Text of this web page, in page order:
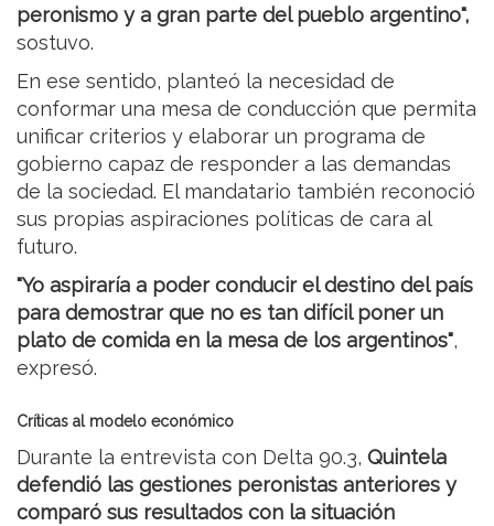
peronismo y a gran parte del pueblo argentino",
sostuvo.
En ese sentido, planteó la necesidad de
conformar una mesa de conducción que permita
unificar criterios y elaborar un programa de
gobierno capaz de responder a las demandas
de la sociedad. El mandatario también reconoció
sus propias aspiraciones políticas de cara al
futuro.
"Yo aspiraría a poder conducir el destino del país
para demostrar que no es tan difícil poner un
plato de comida en la mesa de los argentinos",
expresó.
Críticas al modelo económico
Durante la entrevista con Delta 90.3, Quintela
defendió las gestiones peronistas anteriores y
comparó sus resultados con la situación